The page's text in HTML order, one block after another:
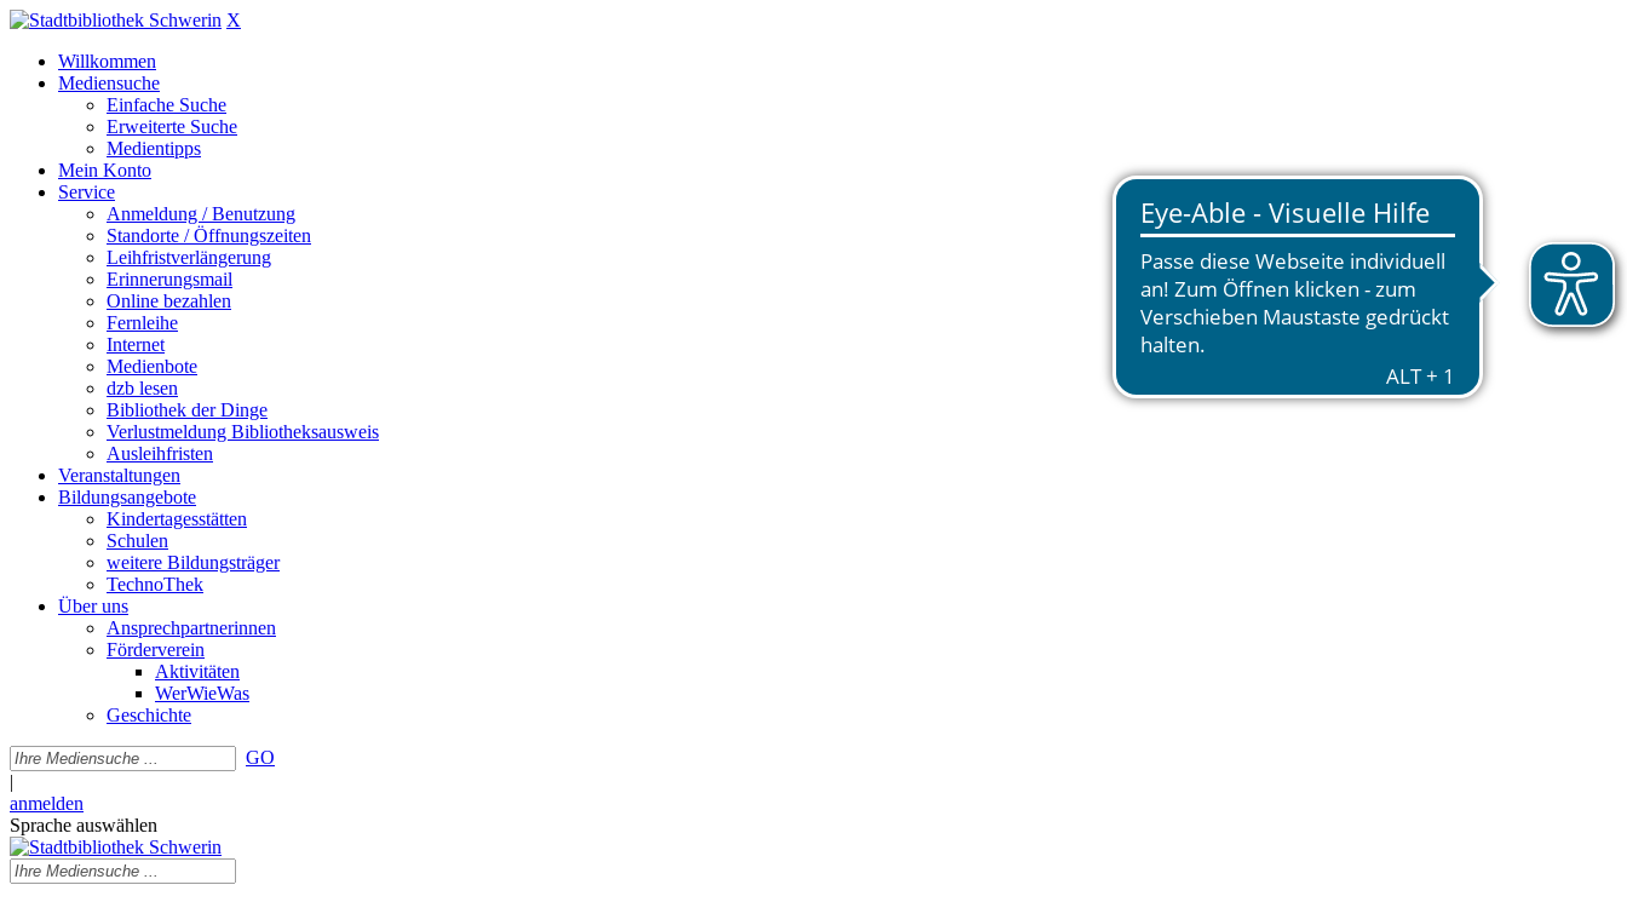
X
Willkommen
Mediensuche
Einfache Suche
Erweiterte Suche
Medientipps
Mein Konto
Service
Anmeldung / Benutzung
Standorte / Öffnungszeiten
Leihfristverlängerung
Erinnerungsmail
Online bezahlen
Fernleihe
Internet
Medienbote
dzb lesen
Bibliothek der Dinge
Verlustmeldung Bibliotheksausweis
Ausleihfristen
Veranstaltungen
Bildungsangebote
Kindertagesstätten
Schulen
weitere Bildungsträger
TechnoThek
Über uns
Ansprechpartnerinnen
Förderverein
Aktivitäten
WerWieWas
Geschichte
GO
|
anmelden
Sprache auswählen